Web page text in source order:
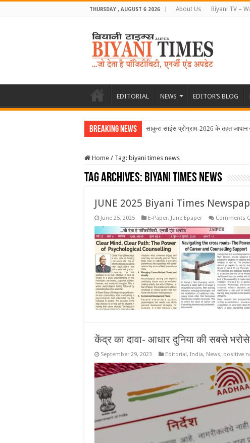
THURSDAY , AUGUST 6 2026 About Us Biyani TV –
EDITORIAL NEWS EDITOR’S BLOG
Breaking News साकुरा साइंस प्रोग्राम-2026 के तहत जापान
Home / Tag: biyani times news
Tag Archives: biyani times news
JUNE 2025 Biyani Times
June 25, 2025 E-Paper, June Epaper Comments
केंद्र का दावा- आधार दुनिया की सबसे
September 29, 2023 Editorial, India, News, positive